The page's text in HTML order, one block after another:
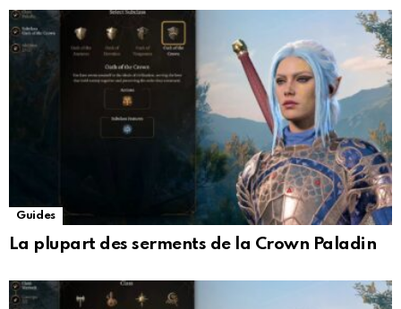
Guides
La plupart des serments de la Crown Paladin